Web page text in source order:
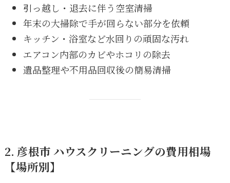
引っ越し・退去に伴う空室清掃
年末の大掃除で手が回らない部分を依頼
キッチン・浴室など水回りの頑固な汚れ
エアコン内部のカビやホコリの除去
遺品整理や不用品回収後の簡易清掃
2. 彦根市 ハウスクリーニングの費用相場
【場所別】